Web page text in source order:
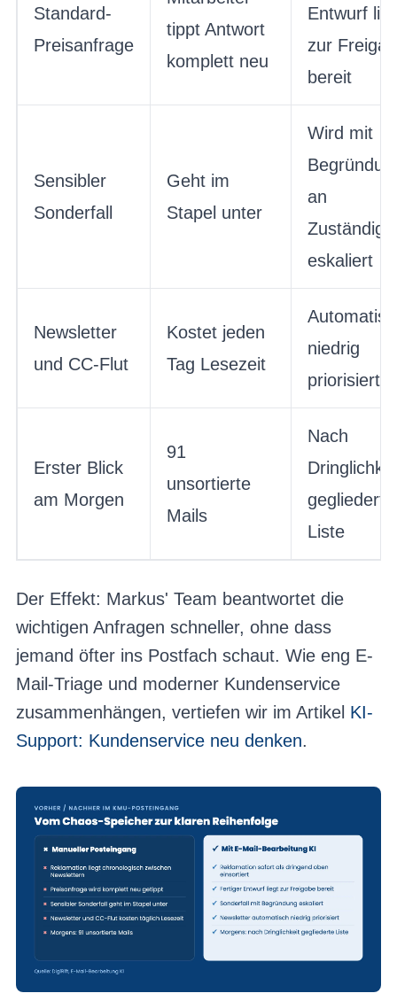
Standard-
Preisanfrage
tippt Antwort
komplett neu
Entwurf
zur
bereit
Sensibler
Sonderfall
Geht im
Stapel unter
Wird mit
an
Zuständige
eskaliert
Newsletter
und CC-Flut
Kostet jeden
Tag Lesezeit
niedrig
priorisiert
Erster Blick
am Morgen
91
unsortierte
Mails
Nach
gegliederte
Liste
Der Effekt: Markus' Team beantwortet die
wichtigen Anfragen schneller, ohne dass
jemand öfter ins Postfach schaut. Wie eng E-
Mail-Triage und moderner Kundenservice
zusammenhängen, vertiefen wir im Artikel KI-
Support: Kundenservice neu denken.